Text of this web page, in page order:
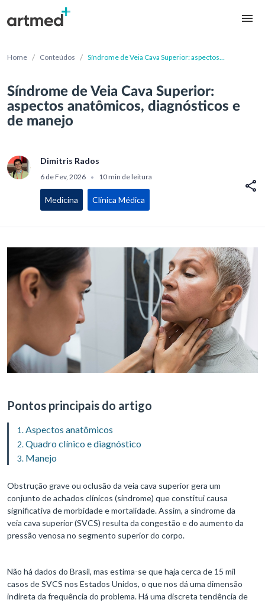
Home / Conteúdos / Síndrome de Veia Cava Superior: aspectos
Síndrome de Veia Cava Superior:
aspectos anatômicos, diagnósticos e
de manejo
Dimitris Rados
6 de Fev, 2026 • 10 min de leitura
Medicina Clínica Médica
Pontos principais do artigo
Aspectos anatômicos
Quadro clínico e diagnóstico
Manejo
Obstrução grave ou oclusão da veia cava superior gera um
conjunto de achados clínicos (síndrome) que constitui causa
significativa de morbidade e mortalidade. Assim, a síndrome da
veia cava superior (SVCS) resulta da congestão e do aumento da
pressão venosa no segmento superior do corpo.
Não há dados do Brasil, mas estima-se que haja cerca de 15 mil
casos de SVCS nos Estados Unidos, o que nos dá uma dimensão
indireta da frequência do problema. Há uma discreta tendência de